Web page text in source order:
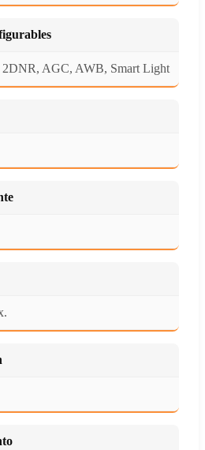
AGC, AWB, Smart Light